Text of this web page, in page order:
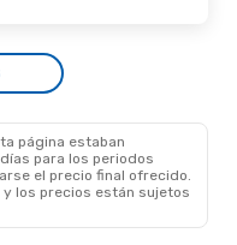
página estaban
para los periodos
el precio final ofrecido.
los precios están sujetos